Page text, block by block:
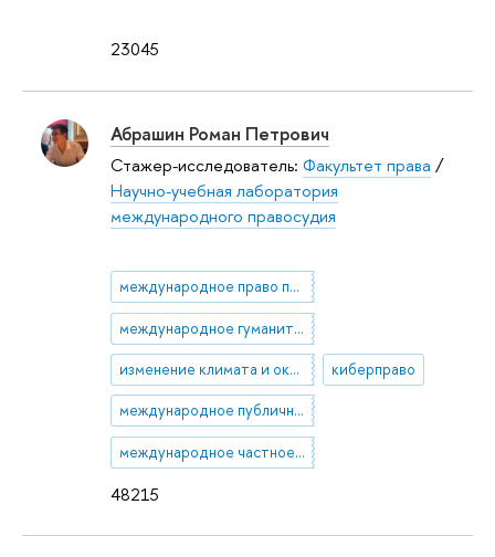
23045
48215
Абрашин Роман Петрович
Стажер-исследователь: Факультет права /
Научно-учебная лаборатория
международного правосудия
международное право прав человека
международное гуманитарное право
изменение климата и окружающая среда киберправо
международное публичное право
международное частное право